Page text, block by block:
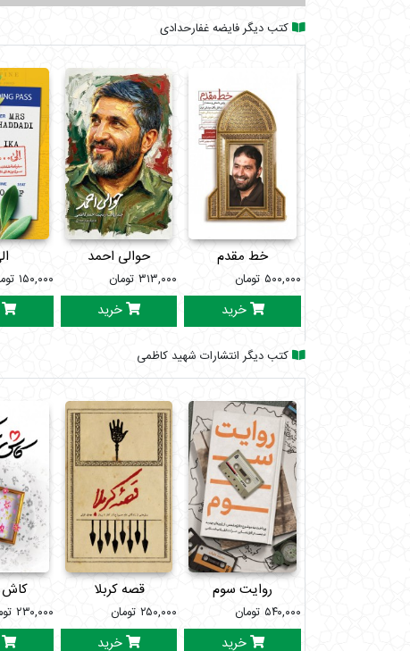
کتب دیگر فایضه غفارحدادی
خط مقدم
۵۰۰,۰۰۰ تومان
خرید
حوالی احمد
۳۱۳,۰۰۰ تومان
خرید
۱۵۰,۰۰۰
کتب دیگر انتشارات شهید کاظمی
روایت سوم
۵۴۰,۰۰۰ تومان
خرید
قصه کربلا
۲۵۰,۰۰۰ تومان
خرید
کاش
۲۳۰,۰۰۰